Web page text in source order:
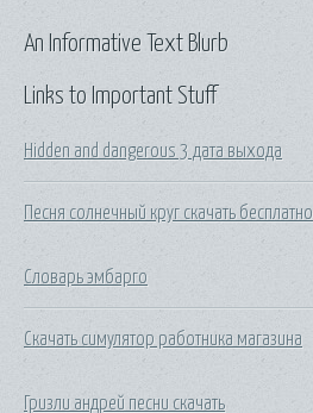
Links to Important Stuff
Hidden and dangerous 3 дата выхода
Песня солнечный круг скачать бесплатно
Словарь эмбарго
Скачать симулятор работника магазина
Гризли андрей песни скачать
An Informative Text Blurb